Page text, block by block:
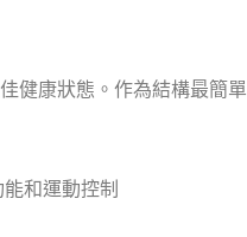
健康狀態。作為結構最簡單
和運動控制